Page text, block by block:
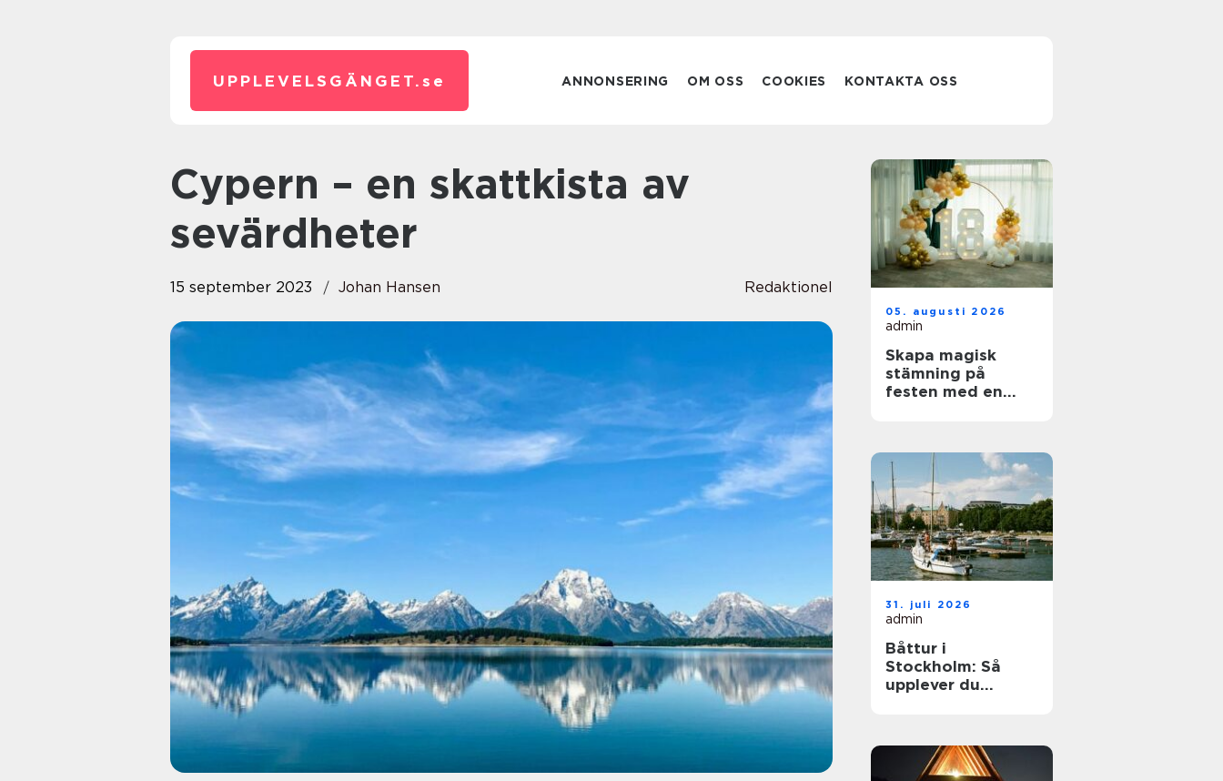
UPPLEVELSGÄNGET. se ANNONSERING OM OSS COOKIES KONTAKTA OSS
Cypern – en skattkista av
sevärdheter
15 september 2023 Johan Hansen Redaktionel
05. augusti 2026
admin
Skapa magisk
stämning på
festen med en
31. juli 2026
admin
Båttur i
Stockholm: Så
upplever du